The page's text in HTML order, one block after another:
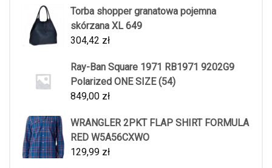
Torba shopper granatowa pojemna
skórzana XL 649
304,42 zł
Ray-Ban Square 1971 RB1971 9202G9
Polarized ONE SIZE (54)
849,00 zł
WRANGLER 2PKT FLAP SHIRT FORMULA
RED W5A56CXWO
129,99 zł